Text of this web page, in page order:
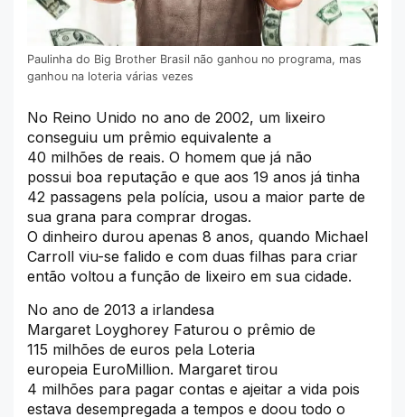
Paulinha do Big Brother Brasil não ganhou no programa, mas
ganhou na loteria várias vezes
No Reino Unido no ano de 2002, um lixeiro
conseguiu um prêmio equivalente a
40 milhões de reais. O homem que já não
possui boa reputação e que aos 19 anos já tinha
42 passagens pela polícia, usou a maior parte de
sua grana para comprar drogas.
O dinheiro durou apenas 8 anos, quando Michael
Carroll viu-se falido e com duas filhas para criar
então voltou a função de lixeiro em sua cidade.
No ano de 2013 a irlandesa
Margaret Loyghorey Faturou o prêmio de
115 milhões de euros pela Loteria
europeia EuroMillion. Margaret tirou
4 milhões para pagar contas e ajeitar a vida pois
estava desempregada a tempos e doou todo o